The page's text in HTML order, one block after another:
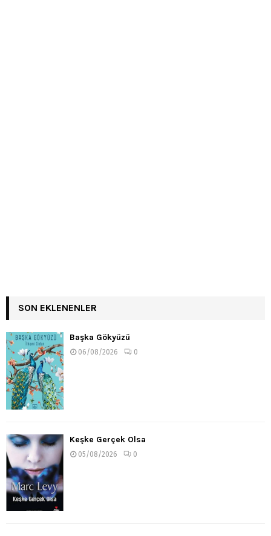
SON EKLENENLER
Başka Gökyüzü
06/08/2026 0
Keşke Gerçek Olsa
05/08/2026 0